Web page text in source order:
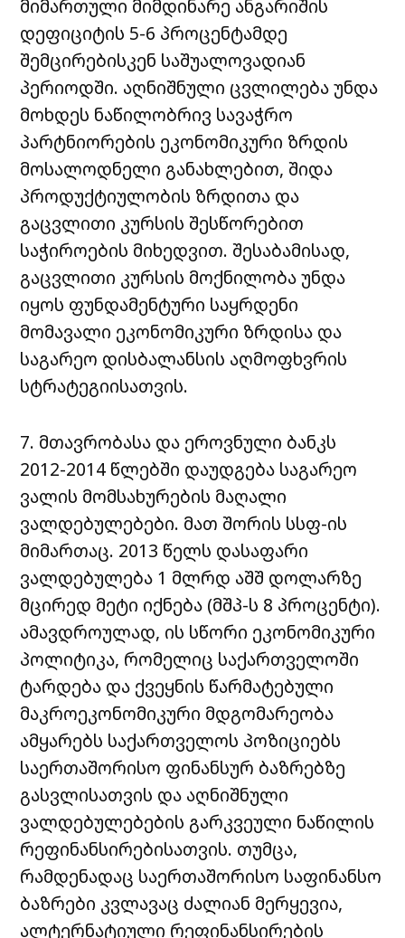
მიმართული მიმდინარე ანგარიშის
დეფიციტის 5-6 პროცენტამდე
შემცირებისკენ საშუალოვადიან
პერიოდში. აღნიშნული ცვლილება უნდა
მოხდეს ნაწილობრივ სავაჭრო
პარტნიორების ეკონომიკური ზრდის
მოსალოდნელი განახლებით, შიდა
პროდუქტიულობის ზრდითა და
გაცვლითი კურსის შესწორებით
საჭიროების მიხედვით. შესაბამისად,
გაცვლითი კურსის მოქნილობა უნდა
იყოს ფუნდამენტური საყრდენი
მომავალი ეკონომიკური ზრდისა და
საგარეო დისბალანსის აღმოფხვრის
სტრატეგიისათვის.
7. მთავრობასა და ეროვნული ბანკს
2012-2014 წლებში დაუდგება საგარეო
ვალის მომსახურების მაღალი
ვალდებულებები. მათ შორის სსფ-ის
მიმართაც. 2013 წელს დასაფარი
ვალდებულება 1 მლრდ აშშ დოლარზე
მცირედ მეტი იქნება (მშპ-ს 8 პროცენტი).
ამავდროულად, ის სწორი ეკონომიკური
პოლიტიკა, რომელიც საქართველოში
ტარდება და ქვეყნის წარმატებული
მაკროეკონომიკური მდგომარეობა
ამყარებს საქართველოს პოზიციებს
საერთაშორისო ფინანსურ ბაზრებზე
გასვლისათვის და აღნიშნული
ვალდებულებების გარკვეული ნაწილის
რეფინანსირებისათვის. თუმცა,
რამდენადაც საერთაშორისო საფინანსო
ბაზრები კვლავაც ძალიან მერყევია,
ალტერნატიული რეფინანსირების